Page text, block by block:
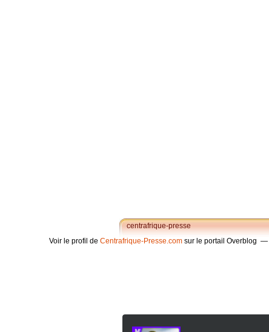
centrafrique-presse
Voir le profil de Centrafrique-Presse.com sur le portail Overblog